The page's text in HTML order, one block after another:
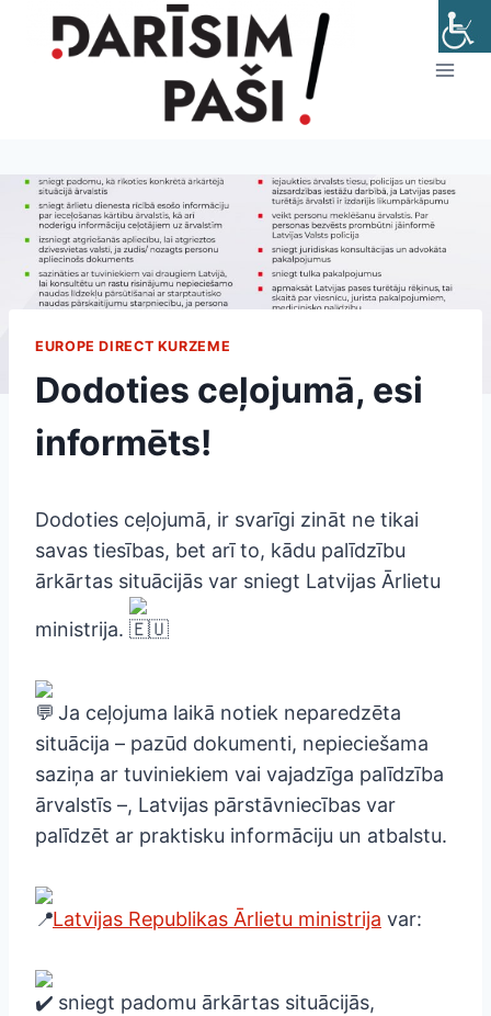
EUROPE DIRECT KURZEME
Dodoties ceļojumā, esi
informēts!
Dodoties ceļojumā, ir svarīgi zināt ne tikai
savas tiesības, bet arī to, kādu palīdzību
ārkārtas situācijās var sniegt Latvijas Ārlietu
ministrija.
Ja ceļojuma laikā notiek neparedzēta
situācija – pazūd dokumenti, nepieciešama
saziņa ar tuviniekiem vai vajadzīga palīdzība
ārvalstīs –, Latvijas pārstāvniecības var
palīdzēt ar praktisku informāciju un atbalstu.
Latvijas Republikas Ārlietu ministrija var:
sniegt padomu ārkārtas situācijās,